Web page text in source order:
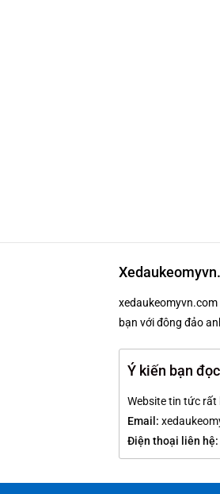
xedaukeomyvn.com
bạn với đông đảo
Ý kiến bạn đọc
Website tin tức rất
Email:
Điện thoại liên